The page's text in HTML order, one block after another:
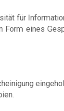
für
eines